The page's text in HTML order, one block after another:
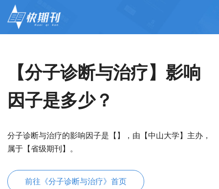
【分子诊断与治疗】影响
因子是多少？
分子诊断与治疗的影响因子是【】，由【中山大学】主办，
属于【省级期刊】。
前往《分子诊断与治疗》首页